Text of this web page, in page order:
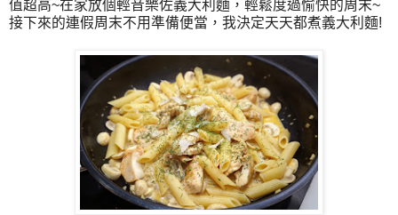
值超高~在家放個輕音樂佐義大利麵，輕鬆度過愉快的周末~
接下來的連假周末不用準備便當，我決定天天都煮義大利麵!